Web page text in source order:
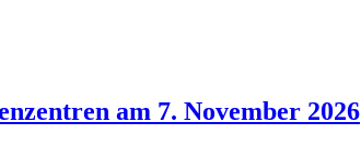
am 7. November 2026